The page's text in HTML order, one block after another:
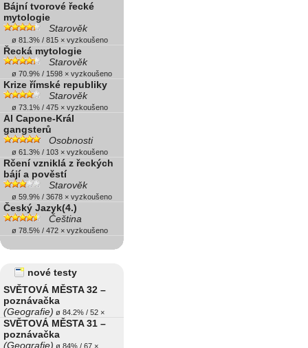
Bájní tvorové řecké
mytologie
Starověk
ø 81.3% / 815 × vyzkoušeno
Řecká mytologie
Starověk
ø 70.9% / 1598 × vyzkoušeno
Krize římské republiky
Starověk
ø 73.1% / 475 × vyzkoušeno
Al Capone-Král
gangsterů
Osobnosti
ø 61.3% / 103 × vyzkoušeno
Rčení vzniklá z řeckých
bájí a pověstí
Starověk
ø 59.9% / 3678 × vyzkoušeno
Český Jazyk(4.)
Čeština
ø 78.5% / 472 × vyzkoušeno
nové testy
SVĚTOVÁ MĚSTA 32 –
poznávačka
(Geografie) ø 84.2% / 52 ×
SVĚTOVÁ MĚSTA 31 –
poznávačka
(Geografie) ø 84% / 67 ×